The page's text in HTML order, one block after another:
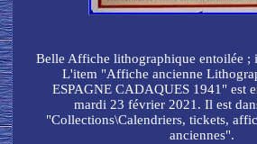
Belle Affiche lithographique entoilée ;
L'item "Affiche ancienne
ESPAGNE CADAQUES 1941" est
mardi 23 février 2021. Il est
"Collections\Calendriers, tickets,
anciennes".